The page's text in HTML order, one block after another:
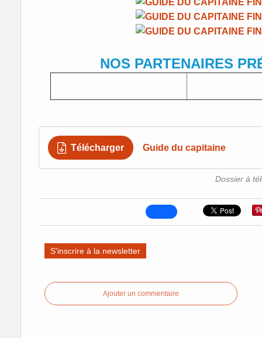
NOS PARTENAIRES
Télécharger Guide du capitaine
Dossier à
S'inscrire à la newsletter
Ajouter un commentaire